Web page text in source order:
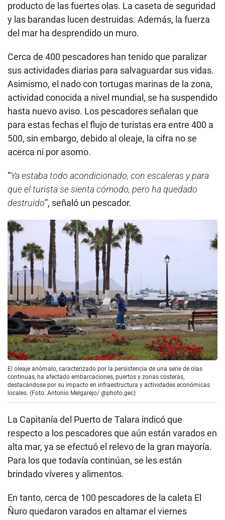
producto de las fuertes olas. La caseta de seguridad
y las barandas lucen destruidas. Además, la fuerza
del mar ha desprendido un muro.
Cerca de 400 pescadores han tenido que paralizar
sus actividades diarias para salvaguardar sus vidas.
Asimismo, el nado con tortugas marinas de la zona,
actividad conocida a nivel mundial, se ha suspendido
hasta nuevo aviso. Los pescadores señalan que
para estas fechas el flujo de turistas era entre 400 a
500, sin embargo, debido al oleaje, la cifra no se
acerca ni por asomo.
“Ya estaba todo acondicionado, con escaleras y para
que el turista se sienta cómodo, pero ha quedado
destruido”, señaló un pescador.
El oleaje anómalo, caracterizado por la persistencia de una serie de olas
continuas, ha afectado embarcaciones, puertos y zonas costeras,
destacándose por su impacto en infraestructura y actividades económicas
locales. (Foto: Antonio Melgarejo/ @photo.gec)
La Capitanía del Puerto de Talara indicó que
respecto a los pescadores que aún están varados en
alta mar, ya se efectuó el relevo de la gran mayoría.
Para los que todavía continúan, se les están
brindado víveres y alimentos.
En tanto, cerca de 100 pescadores de la caleta El
Ñuro quedaron varados en altamar el viernes